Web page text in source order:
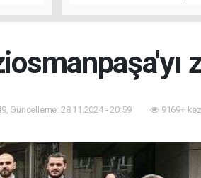
Güncelleme: 28.11.2024 - 20:59 9169+